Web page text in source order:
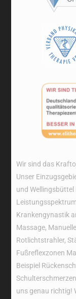
Wir sind das
Unser
und
Krankengynastik
Massage,
Rotlichtstrahler,
Fußreflexzonen
Beispiel
uns genau richtig!